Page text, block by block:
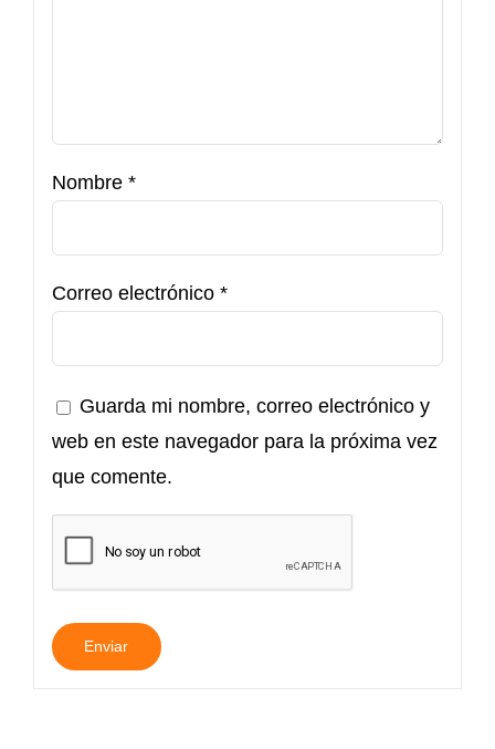
Nombre *
Correo electrónico *
Guarda mi nombre, correo electrónico y
web en este navegador para la próxima vez
que comente.